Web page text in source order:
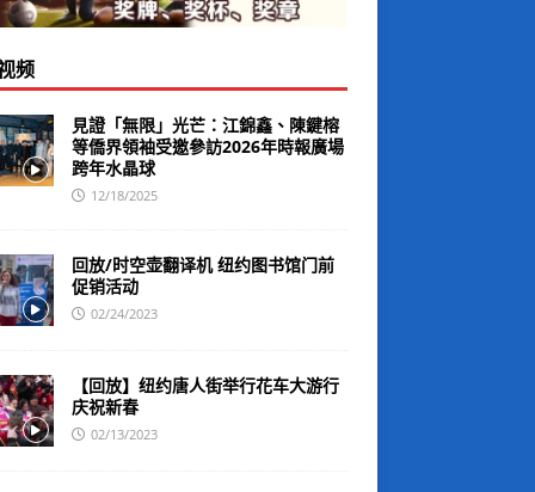
频
見證「無限」光芒：江錦鑫、陳鍵榕
等僑界領袖受邀參訪2026年時報廣場
跨年水晶球
12/18/2025
回放/时空壶翻译机 纽约图书馆门前
促销活动
02/24/2023
【回放】纽约唐人街举行花车大游行
庆祝新春
02/13/2023